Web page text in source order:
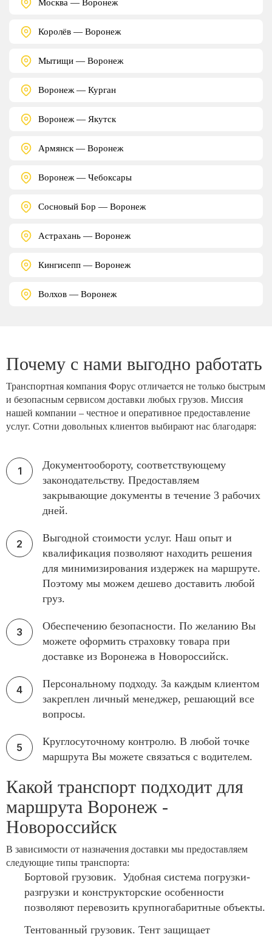
Москва — Воронеж
Королёв — Воронеж
Мытищи — Воронеж
Воронеж — Курган
Воронеж — Якутск
Армянск — Воронеж
Воронеж — Чебоксары
Сосновый Бор — Воронеж
Астрахань — Воронеж
Кингисепп — Воронеж
Волхов — Воронеж
Почему с нами выгодно работать
Транспортная компания Форус отличается не только быстрым
и безопасным сервисом доставки любых грузов. Миссия
нашей компании – честное и оперативное предоставление
услуг. Сотни довольных клиентов выбирают нас благодаря:
Документообороту, соответствующему
законодательству. Предоставляем
закрывающие документы в течение 3 рабочих
дней.
Выгодной стоимости услуг. Наш опыт и
квалификация позволяют находить решения
для минимизирования издержек на маршруте.
Поэтому мы можем дешево доставить любой
груз.
Обеспечению безопасности. По желанию Вы
можете оформить страховку товара при
доставке из Воронежа в Новороссийск.
Персональному подходу. За каждым клиентом
закреплен личный менеджер, решающий все
вопросы.
Круглосуточному контролю. В любой точке
маршрута Вы можете связаться с водителем.
Какой транспорт подходит для
маршрута Воронеж -
Новороссийск
В зависимости от назначения доставки мы предоставляем
следующие типы транспорта:
Бортовой грузовик. Удобная система погрузки-
разгрузки и конструкторские особенности
позволяют перевозить крупногабаритные объекты.
Тентованный грузовик. Тент защищает